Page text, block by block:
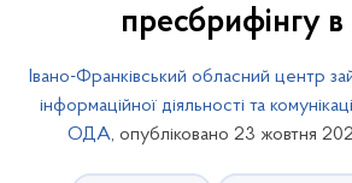
пресбрифінгу
Івано-Франківський обласний центр
інформаційної діяльності та
ОДА, опубліковано 23 жовтня